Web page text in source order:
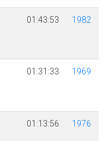
01:43:53 1982
01:31:33 1969
01:13:56 1976